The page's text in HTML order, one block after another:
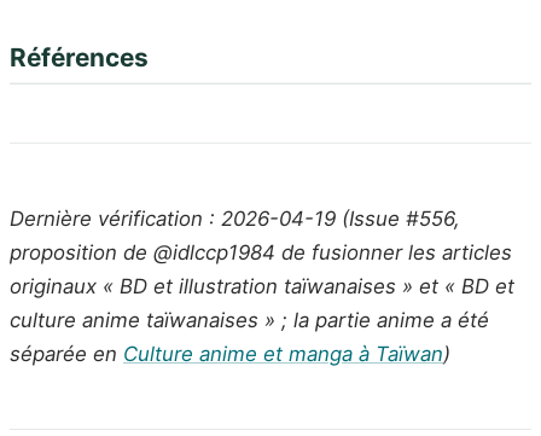
Références
Dernière vérification : 2026-04-19 (Issue #556,
proposition de @idlccp1984 de fusionner les articles
originaux « BD et illustration taïwanaises » et « BD et
culture anime taïwanaises » ; la partie anime a été
séparée en Culture anime et manga à Taïwan)